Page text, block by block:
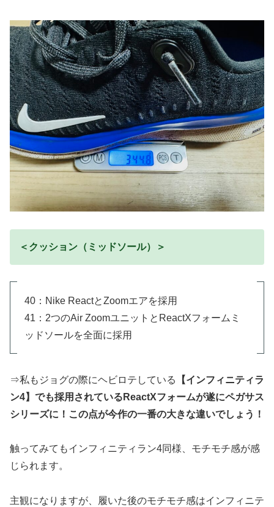
＜クッション（ミッドソール）＞
40：Nike ReactとZoomエアを採用
41：2つのAir ZoomユニットとReactXフォームミ
ッドソールを全面に採用
⇒私もジョグの際にヘビロテしている
【インフィニティラ
ン4】でも採用されているReactXフォームが遂にペガサス
シリーズに！この点が今作の一番の大きな違いでしょう！
触ってみてもインフィニティラン4同様、モチモチ感が感
じられます。
主観になりますが、履いた後のモチモチ感はインフィニテ